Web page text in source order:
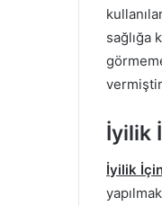
sağlığa
İyilik
İyilik